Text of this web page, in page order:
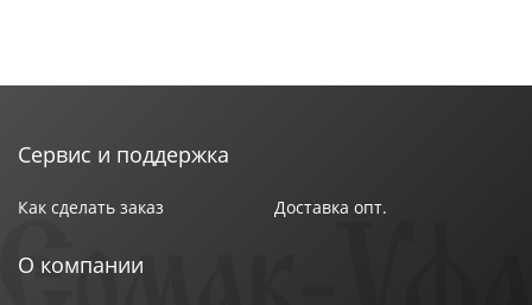
Сервис и поддержка
Как сделать заказ Доставка опт.
О компании